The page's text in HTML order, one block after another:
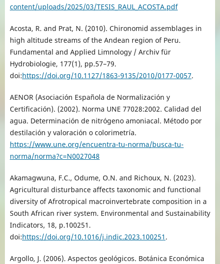
content/uploads/2025/03/TESIS_RAUL_ACOSTA.pdf
Acosta, R. and Prat, N. (2010). Chironomid assemblages in
high altitude streams of the Andean region of Peru.
Fundamental and Applied Limnology / Archiv für
Hydrobiologie, 177(1), pp.57–79.
doi:https://doi.org/10.1127/1863-9135/2010/0177-0057.
AENOR (Asociación Española de Normalización y
Certificación). (2002). Norma UNE 77028:2002. Calidad del
agua. Determinación de nitrógeno amoniacal. Método por
destilación y valoración o colorimetría.
https://www.une.org/encuentra-tu-norma/busca-tu-
norma/norma?c=N0027048
Akamagwuna, F.C., Odume, O.N. and Richoux, N. (2023).
Agricultural disturbance affects taxonomic and functional
diversity of Afrotropical macroinvertebrate composition in a
South African river system. Environmental and Sustainability
Indicators, 18, p.100251.
doi:https://doi.org/10.1016/j.indic.2023.100251 .
Argollo, J. (2006). Aspectos geológicos. Botánica Económica